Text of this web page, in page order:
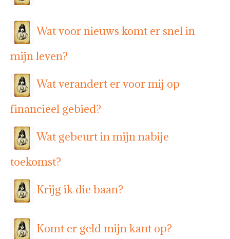
Wat voor nieuws komt er snel in
mijn leven?
Wat verandert er voor mij op
financieel gebied?
Wat gebeurt in mijn nabije
toekomst?
Krijg ik die baan?
Komt er geld mijn kant op?